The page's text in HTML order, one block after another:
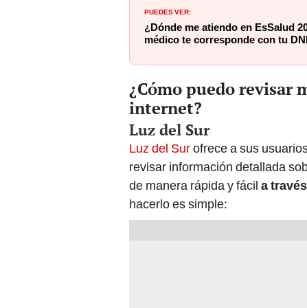
PUEDES VER:
¿Dónde me atiendo en EsSalud
médico te corresponde con tu DNI
¿Cómo puedo revisar
internet?
Luz del Sur
Luz del Surofrece a sus
revisar información detallada
de manera rápida y fácil a
hacerlo es simple: